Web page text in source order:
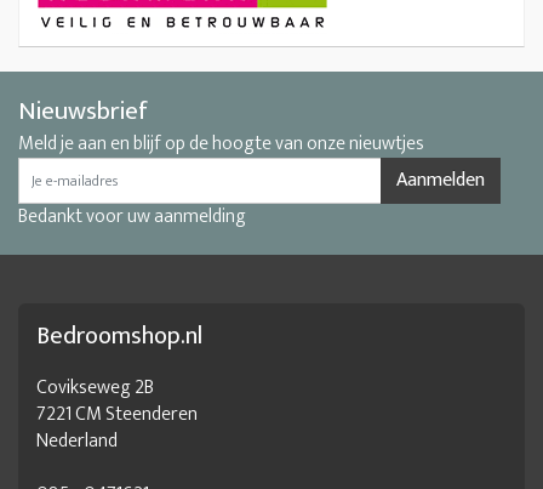
Nieuwsbrief
Meld je aan en blijf op de hoogte van onze nieuwtjes
Aanmelden
Bedankt voor uw aanmelding
Bedroomshop.nl
Covikseweg 2B
7221 CM Steenderen
Nederland